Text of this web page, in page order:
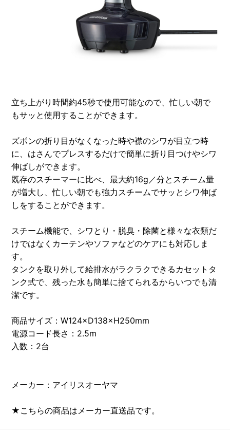
立ち上がり時間約45秒で使用可能なので、忙しい朝で
もサッと使用することができます。
ズボンの折り目がなくなった時や襟のシワが目立つ時
に、はさんでプレスするだけで簡単に折り目つけやシワ
伸ばしができます。
既存のスチーマーに比べ、最大約16g／分とスチーム量
が増大し、忙しい朝でも強力スチームでサッとシワ伸ば
しをすることができます。
スチーム機能で、シワとり・脱臭・除菌と様々な衣類だ
けではなくカーテンやソファなどのケアにも対応しま
す。
タンクを取り外して給排水がラクラクできるカセットタ
ンク式で、残った水も簡単に捨てられるからいつでも清
潔です。
商品サイズ：W124×D138×H250mm
電源コード長さ：2.5m
入数：2台
メーカー：アイリスオーヤマ
★こちらの商品はメーカー直送品です。